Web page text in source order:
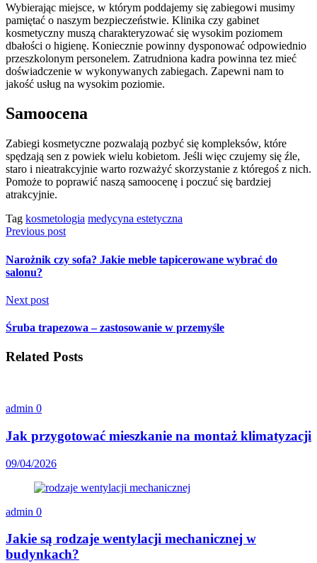
Wybierając miejsce, w którym poddajemy się zabiegowi musimy
pamiętać o naszym bezpieczeństwie. Klinika czy gabinet
kosmetyczny muszą charakteryzować się wysokim poziomem
dbałości o higienę. Koniecznie powinny dysponować odpowiednio
przeszkolonym personelem. Zatrudniona kadra powinna tez mieć
doświadczenie w wykonywanych zabiegach. Zapewni nam to
jakość usług na wysokim poziomie.
Samoocena
Zabiegi kosmetyczne pozwalają pozbyć się kompleksów, które
spędzają sen z powiek wielu kobietom. Jeśli więc czujemy się źle,
staro i nieatrakcyjnie warto rozważyć skorzystanie z któregoś z nich.
Pomoże to poprawić naszą samoocenę i poczuć się bardziej
atrakcyjnie.
Tag kosmetologia medycyna estetyczna
Previous post
Narożnik czy sofa? Jakie meble tapicerowane wybrać do
salonu?
Next post
Śruba trapezowa – zastosowanie w przemyśle
Related Posts
admin 0
Jak przygotować mieszkanie na montaż klimatyzacji
09/04/2026
admin 0
Jakie są rodzaje wentylacji mechanicznej w
budynkach?